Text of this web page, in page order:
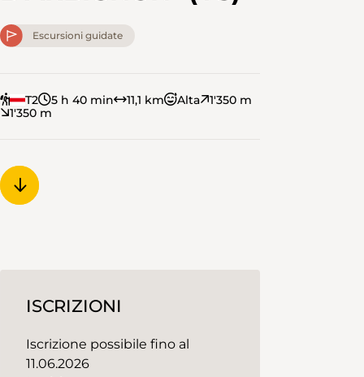
Escursioni guidate
T2 5 h 40 min 11,1 km Alta
1'350 m
1'350 m
ISCRIZIONI
Iscrizione possibile fino al
11.06.2026